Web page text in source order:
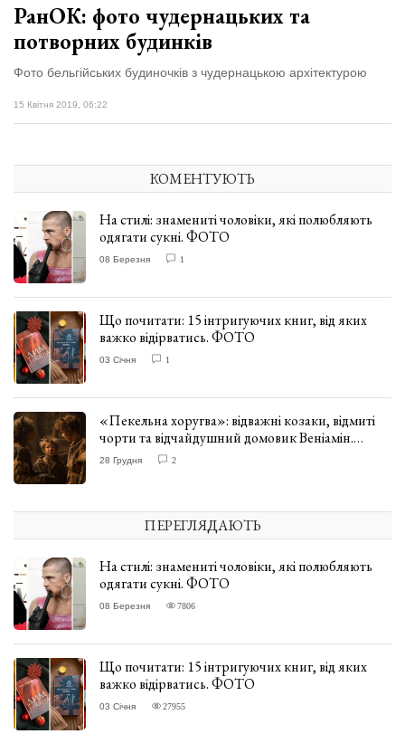
РанОК: фото чудернацьких та
потворних будинків
Фото бельгійських будиночків з чудернацькою архітектурою
15 Квітня 2019, 06:22
КОМЕНТУЮТЬ
На стилі: знамениті чоловіки, які полюбляють
одягати сукні. ФОТО
08 Березня 1
Що почитати: 15 інтригуючих книг, від яких
важко відірватись. ФОТО
03 Січня 1
«Пекельна хоругва»: відважні козаки, відмиті
чорти та відчайдушний домовик Веніамін.
ВІДГУК
28 Грудня 2
ПЕРЕГЛЯДАЮТЬ
На стилі: знамениті чоловіки, які полюбляють
одягати сукні. ФОТО
08 Березня 7806
Що почитати: 15 інтригуючих книг, від яких
важко відірватись. ФОТО
03 Січня 27955